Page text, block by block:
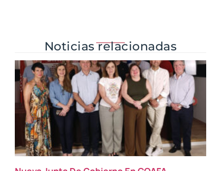
Noticias relacionadas